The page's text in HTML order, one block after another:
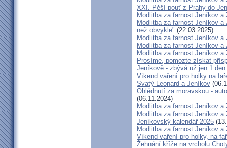
XXI. Pěší pouť z Prahy do
Modlitba za farnost Jeníkov a
Modlitba za farnost Jeníkov
než obvykle" (22.03.2025)
Modlitba za farnost Jeníkov a
Modlitba za farnost Jeníkov a
Modlitba za farnost Jeníkov a
Prosíme, pomozte získat
Jeníkově - zbývá už jen 1 den
Víkend vaření pro holky na
Svatý Leonard a Jeníkov
Ohlédnutí za moravskou -
(06.11.2024)
Modlitba za farnost Jeníkov a
Modlitba za farnost Jeníkov a
Jeníkovský kalendář 2025
Modlitba za farnost Jeníkov a
Víkend vaření pro holky, na
Žehnání kříže na vrcholu